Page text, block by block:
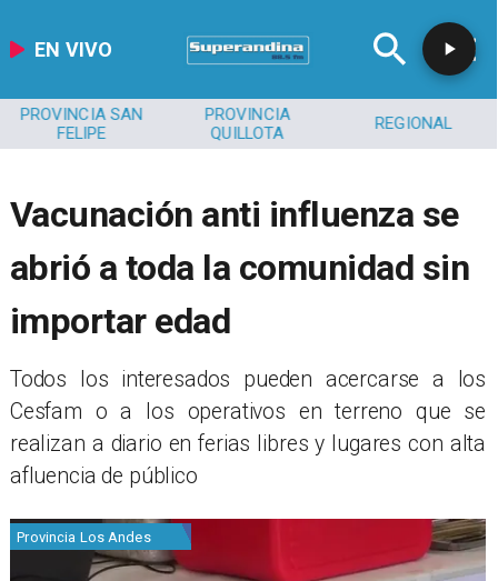
EN VIVO
PROVINCIA SAN
FELIPE
PROVINCIA
QUILLOTA
REGIONAL
Vacunación anti influenza se
abrió a toda la comunidad sin
importar edad
Todos los interesados pueden acercarse a los
Cesfam o a los operativos en terreno que se
realizan a diario en ferias libres y lugares con alta
afluencia de público
Provincia Los Andes